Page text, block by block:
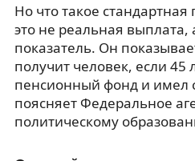
Но что такое
это не реальная выплата,
показатель. Он
получит человек, если 45
пенсионный фонд и имел
поясняет Федеральное
политическому